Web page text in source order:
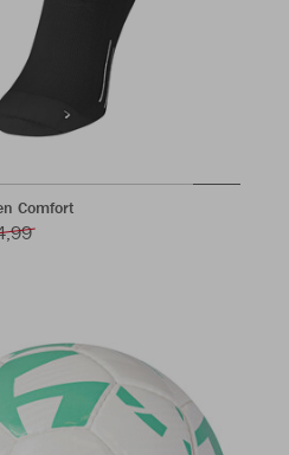
Comfort